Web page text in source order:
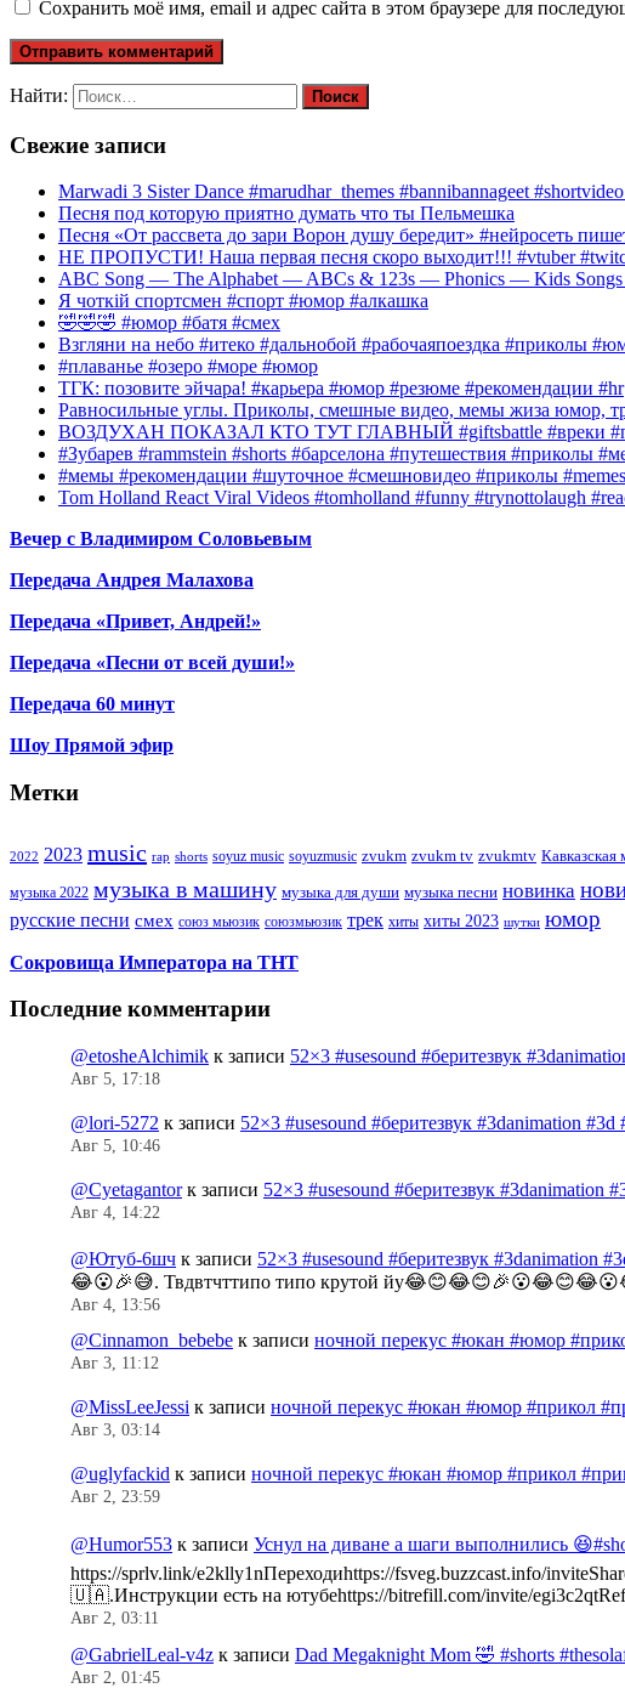
Сохранить моё имя, email и адрес сайта в этом браузере для
Найти:
Свежие записи
Marwadi 3 Sister Dance #marudhar_themes #bannibannageet
Песня под которую приятно думать что ты Пельмешка
Песня «От рассвета до зари Ворон душу бередит» #нейросеть
НЕ ПРОПУСТИ! Наша первая песня скоро выходит!!! #vtuber
ABC Song — The Alphabet — ABCs & 123s — Phonics — Kids Songs
Я чоткій спортсмен #спорт #юмор #алкашка
🤣🤣🤣 #юмор #батя #смех
Взгляни на небо #итеко #дальнобой #рабочаяпоездка #приколы
#плаванье #озеро #море #юмор
ТГК: позовите эйчара! #карьера #юмор #резюме #рекомендации #hr
Равносильные углы. Приколы, смешные видео, мемы жиза юмор,
ВОЗДУХАН ПОКАЗАЛ КТО ТУТ ГЛАВНЫЙ #giftsbattle #вреки
#Зубарев #rammstein #shorts #барселона #путешествия #приколы
#мемы #рекомендации #шуточное #смешновидео #приколы #memes
Tom Holland React Viral Videos #tomholland #funny #trynottolaugh
Вечер с Владимиром Соловьевым
Передача Андрея Малахова
Передача «Привет, Андрей!»
Передача «Песни от всей души!»
Передача 60 минут
Шоу Прямой эфир
Метки
2022 2023 music rap shorts soyuz music soyuzmusic zvukm zvukm tv zvukmtv Кавказская
музыка 2022 музыка в машину музыка для души музыка песни новинка
русские песни смех союз мьюзик союзмьюзик трек хиты хиты 2023 шутки юмор
Сокровища Императора на ТНТ
Последние комментарии
@etosheAlchimik к записи 52×3 #usesound #беритезвук
Авг 5, 17:18
@lori-5272 к записи 52×3 #usesound #беритезвук #3danimation
Авг 5, 10:46
@Cyetagantorк записи 52×3 #usesound #беритезвук
Авг 4, 14:22
@Ютуб-6шч к записи 52×3 #usesound #беритезвук
😂😮🎉😅. Твдвтчттипо типо крутой
Авг 4, 13:56
@Cinnamon_bebebe к записи ночной перекус #юкан #юмор
Авг 3, 11:12
@MissLeeJessi к записи ночной перекус #юкан #юмор #прикол
Авг 3, 03:14
@uglyfackid к записи ночной перекус #юкан #юмор #прикол
Авг 2, 23:59
@Humor553 к записи Уснул на диване а шаги выполнились
https://sprlv.link/e2klly1nПереходиhttps://fsveg.buzzcast.info/
🇺🇦.Инструкции есть на ютубеhttps://bitrefill.com/invite/
Авг 2, 03:11
@GabrielLeal-v4z к записи Dad Megaknight Mom 🤣 #shorts
Авг 2, 01:45